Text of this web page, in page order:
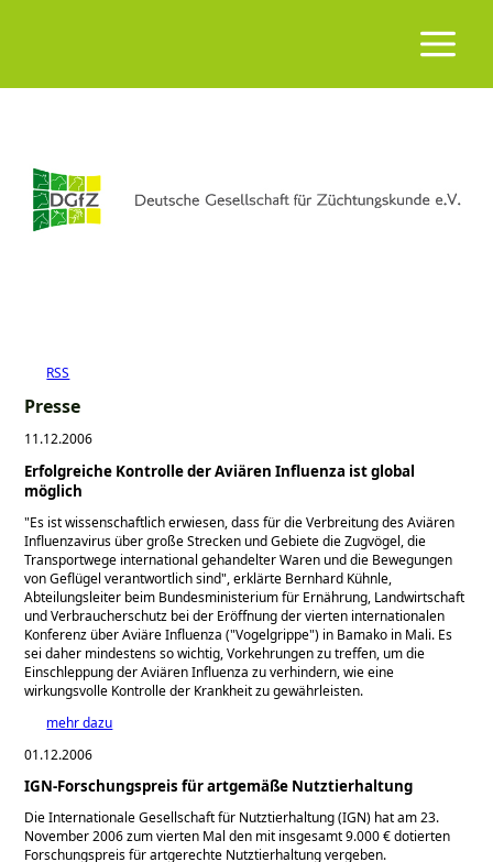
RSS
Presse
11.12.2006
Erfolgreiche Kontrolle der Aviären Influenza ist global
möglich
Es ist wissenschaftlich erwiesen, dass für die Verbreitung des Aviären
Influenzavirus über große Strecken und Gebiete die Zugvögel, die
Transportwege international gehandelter Waren und die Bewegungen
von Geflügel verantwortlich sind , erklärte Bernhard Kühnle,
Abteilungsleiter beim Bundesministerium für Ernährung, Landwirtschaft
und Verbraucherschutz bei der Eröffnung der vierten internationalen
Konferenz über Aviäre Influenza ( Vogelgrippe ) in Bamako in Mali. Es
sei daher mindestens so wichtig, Vorkehrungen zu treffen, um die
Einschleppung der Aviären Influenza zu verhindern, wie eine
wirkungsvolle Kontrolle der Krankheit zu gewährleisten.
mehr dazu
01.12.2006
IGN-Forschungspreis für artgemäße Nutztierhaltung
Die Internationale Gesellschaft für Nutztierhaltung (IGN) hat am 23.
November 2006 zum vierten Mal den mit insgesamt 9.000 € dotierten
Forschungspreis für artgerechte Nutztierhaltung vergeben.